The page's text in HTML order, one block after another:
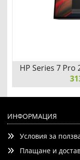
HP Series 7 Pro
ИНФОРМАЦИЯ
Условия за
Плащане и